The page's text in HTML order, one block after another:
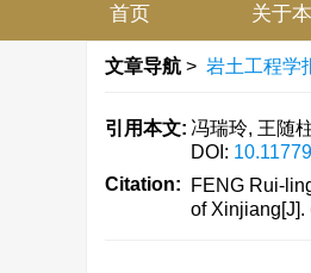
首页 关于
文章导航 > 岩土工程学
引用本文: 冯瑞玲, 王随
DOI:
Citation:
FENG Rui-
of Xinjiang[J].